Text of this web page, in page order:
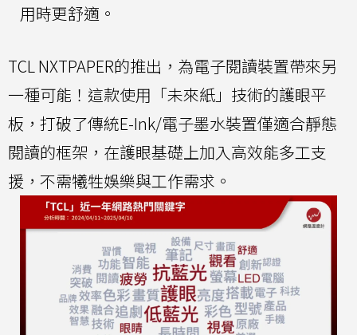
用時更舒適。
TCL NXTPAPER的推出，為電子閱讀裝置帶來另
一種可能！這款使用「未來紙」技術的護眼平
板，打破了傳統E-Ink/電子墨水裝置僅適合靜態
閱讀的框架，在護眼基礎上加入高效能多工支
援，不需犧牲娛樂與工作需求。